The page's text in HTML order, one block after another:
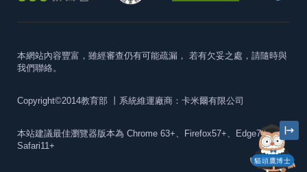
貓頭鷹博士
本網站內容豐富，雖經審查仍有可能疏漏， 若有欠妥之處，請隨時與
我們聯絡。
Copyright©2014教育部 丨系統維運廠商：卡米爾有限公司
本站建議最佳瀏覽器版本為 Chrome 63+、Firefox57+、Edge79+及
Safari11+